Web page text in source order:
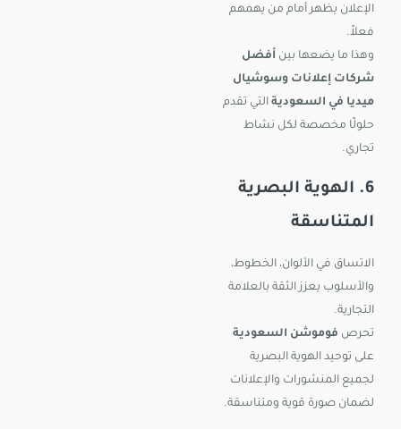
الإعلان يظهر أمام من يهمهم
فعلاً.
وهذا ما يضعها بين أفضل
شركات إعلانات وسوشيال
ميديا في السعودية التي تقدم
حلولًا مخصصة لكل نشاط
تجاري.
6. الهوية البصرية
المتناسقة
الاتساق في الألوان، الخطوط،
والأسلوب يعزز الثقة بالعلامة
التجارية.
تحرص فوموشن السعودية
على توحيد الهوية البصرية
لجميع المنشورات والإعلانات
لضمان صورة قوية ومتناسقة.